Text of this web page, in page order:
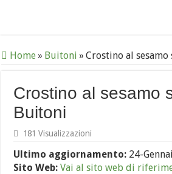
Home» Buitoni » Crostino al
Crostino al sesamo
Buitoni
181 Visualizzazioni
Ultimo aggiornamento: 24-
Sito Web: Vai al sito web di